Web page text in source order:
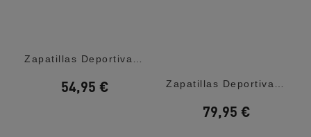
Zapatillas Deportivas Skechers Burns...
54,95 € Zapatillas Deportivas Skechers Slip-Ins:...
79,95 €